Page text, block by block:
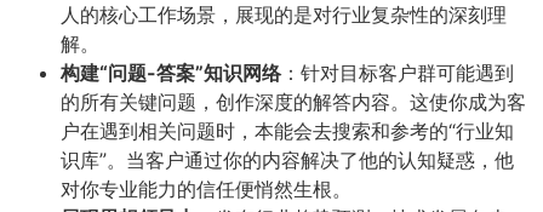
人的核心工作场景，展现的是对行业复杂性的深刻理
解。
构建“问题-答案”知识网络​：针对目标客户群可能遇到
的所有关键问题，创作深度的解答内容。这使你成为客
户在遇到相关问题时，本能会去搜索和参考的“行业知
识库”。当客户通过你的内容解决了他的认知疑惑，他
对你专业能力的信任便悄然生根。